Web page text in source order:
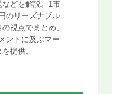
などを解説。1市
のリーズナブル
視点でまとめ、
ントに及ぶマー
提供。